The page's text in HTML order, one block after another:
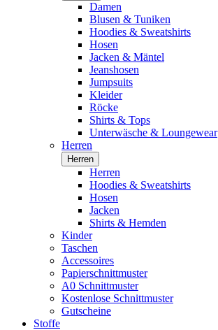
Damen
Blusen & Tuniken
Hoodies & Sweatshirts
Hosen
Jacken & Mäntel
Jeanshosen
Jumpsuits
Kleider
Röcke
Shirts & Tops
Unterwäsche & Loungewear
Herren
Herren
Herren
Hoodies & Sweatshirts
Hosen
Jacken
Shirts & Hemden
Kinder
Taschen
Accessoires
Papierschnittmuster
A0 Schnittmuster
Kostenlose Schnittmuster
Gutscheine
Stoffe